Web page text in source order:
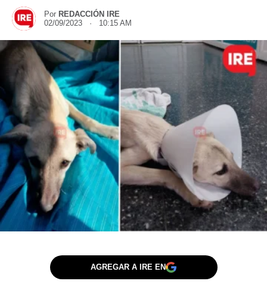
Por REDACCIÓN IRE
02/09/2023 · 10:15 AM
AGREGAR A IRE EN